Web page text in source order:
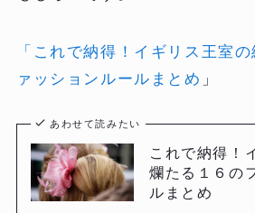
「これで納得！イギリス王室
ァッションルールまとめ 」
あわせて読みたい
これで納得！
爛たる１６の
ルまとめ